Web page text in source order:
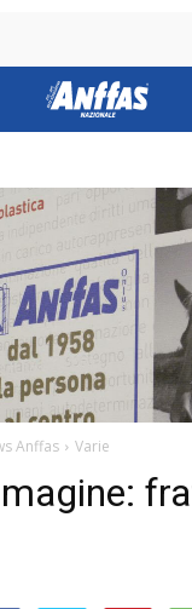
Anffas Varie